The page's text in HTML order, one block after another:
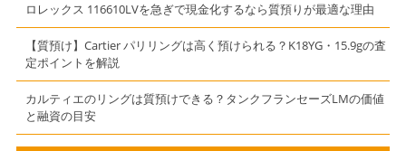
ロレックス 116610LVを急ぎで現金化するなら質預りが最適な理由
【質預け】Cartier パリリングは高く預けられる？K18YG・15.9gの査
定ポイントを解説
カルティエのリングは質預けできる？タンクフランセーズLMの価値
と融資の目安